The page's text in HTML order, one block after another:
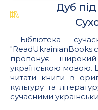
Дуб
Бібліотека
пропонує
українською мовою.
читати книги в
культуру та
сучасними